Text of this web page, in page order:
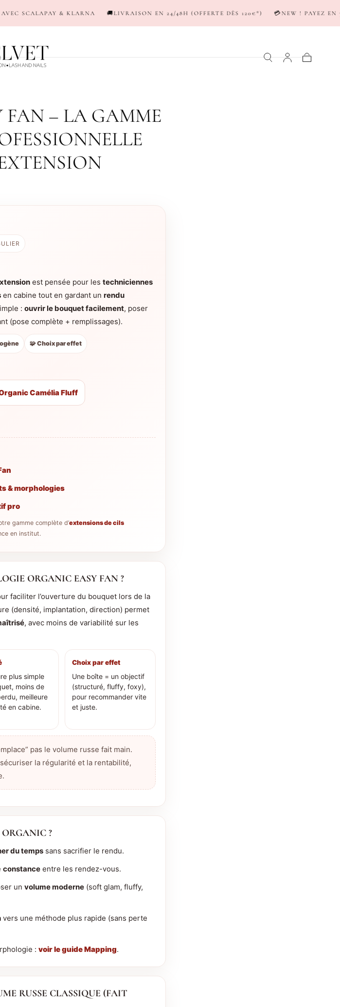
KLARNA 🚚LIVRAISON EN 24/48H (OFFERTE DÈS 120€*) 💳NEW ! PAYEZ EN 3-4X AVEC
FAN – LA GAMME
est pensée pour lestechniciennes
en cabine tout en gardant unrendu
:ouvrir le bouquet facilement, poser
(pose complète + remplissages).
🧩 Choix par effet
Camélia Fluff
& morphologies
pro
gamme complète d’extensions de cils
en institut.
ORGANIC EASY FAN ?
faciliter l’ouverture du bouquet lors de la
(densité, implantation, direction) permet
, avec moins de variabilité sur les
plus simple
moins de
meilleure
en cabine.
Choix par effet
Une boîte = un objectif
(structuré, fluffy, foxy),
pour recommander vite
et juste.
pas le volume russe fait main.
la régularité et la rentabilité,
?
du temps sans sacrifier le rendu.
constance entre les rendez-vous.
unvolume moderne (soft glam, fluffy,
vers une méthode plus rapide (sans perte
:voir le guide Mapping.
RUSSE CLASSIQUE (FAIT